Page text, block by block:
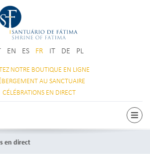
EN ES FR IT DE PL
NOTRE BOUTIQUE EN LIGNE
AU SANCTUAIRE
CÉLÉBRATIONS EN DIRECT
en direct